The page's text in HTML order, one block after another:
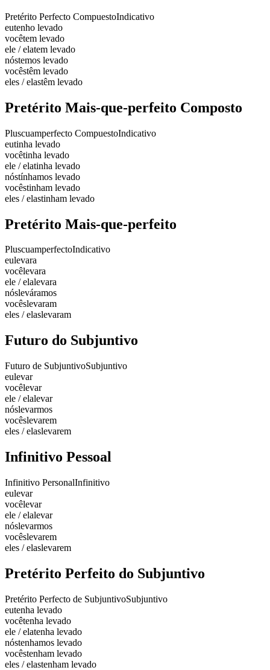
Pretérito Perfecto CompuestoIndicativo
eutenho levado
vocêtem levado
ele / elatem levado
nóstemos levado
vocêstêm levado
eles / elastêm levado
Pretérito Mais-que-perfeito Composto
Pluscuamperfecto CompuestoIndicativo
eutinha levado
vocêtinha levado
ele / elatinha levado
nóstínhamos levado
vocêstinham levado
eles / elastinham levado
Pretérito Mais-que-perfeito
PluscuamperfectoIndicativo
eulevara
vocêlevara
ele / elalevara
nósleváramos
vocêslevaram
eles / elaslevaram
Futuro do Subjuntivo
Futuro de SubjuntivoSubjuntivo
eulevar
vocêlevar
ele / elalevar
nóslevarmos
vocêslevarem
eles / elaslevarem
Infinitivo Pessoal
Infinitivo PersonalInfinitivo
eulevar
vocêlevar
ele / elalevar
nóslevarmos
vocêslevarem
eles / elaslevarem
Pretérito Perfeito do Subjuntivo
Pretérito Perfecto de SubjuntivoSubjuntivo
eutenha levado
vocêtenha levado
ele / elatenha levado
nóstenhamos levado
vocêstenham levado
eles / elastenham levado